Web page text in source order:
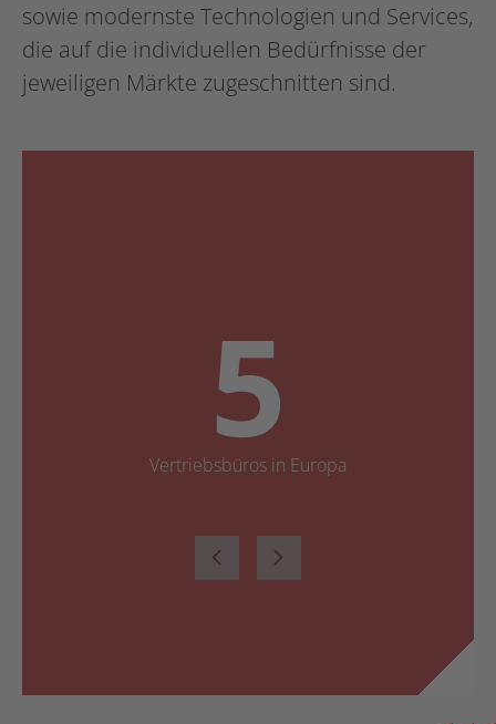
sowie modernste Technologien und Services,
die auf die individuellen Bedürfnisse der
jeweiligen Märkte zugeschnitten sind.
5
Vertriebsbüros in Europa